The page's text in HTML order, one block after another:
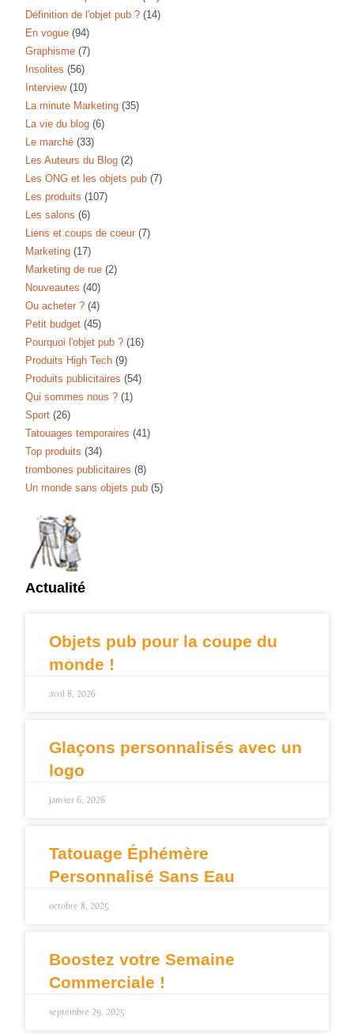
Définition de l'objet pub ? (14)
En vogue (94)
Graphisme (7)
Insolites (56)
Interview (10)
La minute Marketing (35)
La vie du blog (6)
Le marché (33)
Les Auteurs du Blog (2)
Les ONG et les objets pub (7)
Les produits (107)
Les salons (6)
Liens et coups de coeur (7)
Marketing (17)
Marketing de rue (2)
Nouveautes (40)
Ou acheter ? (4)
Petit budget (45)
Pourquoi l'objet pub ? (16)
Produits High Tech (9)
Produits publicitaires (54)
Qui sommes nous ? (1)
Sport (26)
Tatouages temporaires (41)
Top produits (34)
trombones publicitaires (8)
Un monde sans objets pub (5)
Actualité
Objets pub pour la coupe du
monde !
avril 8, 2026
Glaçons personnalisés avec un
logo
janvier 6, 2026
Tatouage Éphémère
Personnalisé Sans Eau
octobre 8, 2025
Boostez votre Semaine
Commerciale !
septembre 29, 2025